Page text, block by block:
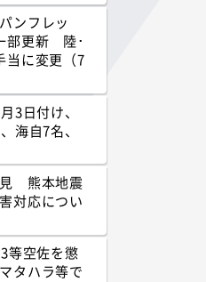
ンフレッ
部更新 陸･
当に変更（7
3日付け、
海自7名、
見 熊本地震
対応につい
等空佐を懲
タハラ等で